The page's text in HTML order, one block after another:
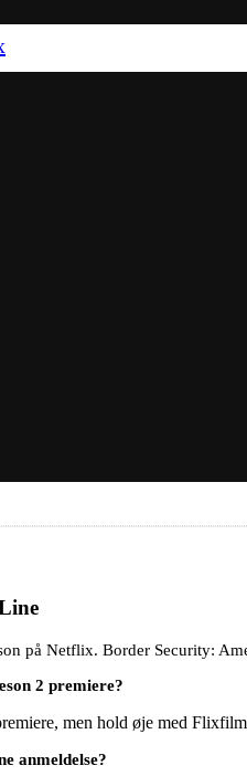
på Netflix. Border Security:
2 premiere?
men hold øje med
anmeldelse?